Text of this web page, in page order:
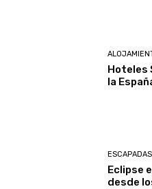
Hoteles
la
ESCAPADAS
Eclipse
desde